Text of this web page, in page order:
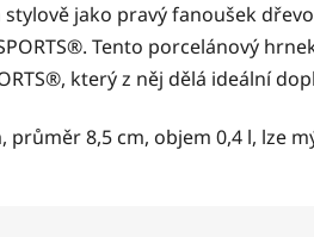
stylově jako pravý fanoušek
Tento porcelánový
který z něj dělá ideální
průměr 8,5 cm, objem 0,4 l, lze